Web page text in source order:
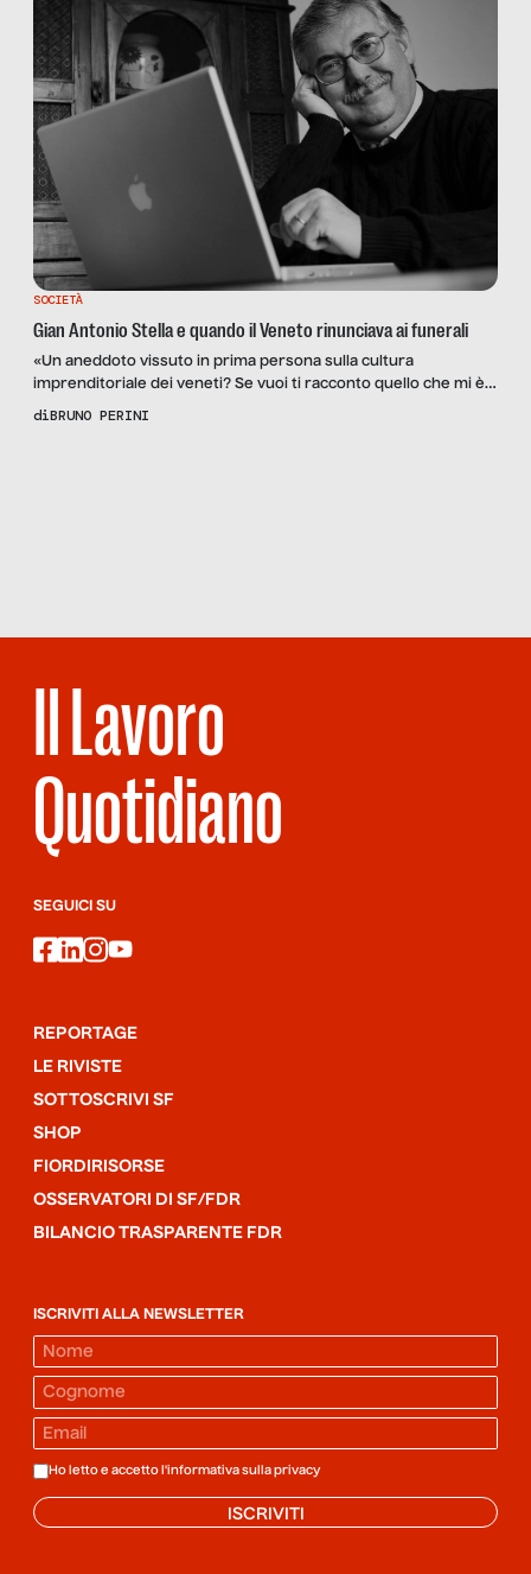
SOCIETÀ
Gian Antonio Stella e quando il Veneto rinunciava ai funerali
«Un aneddoto vissuto in prima persona sulla cultura
imprenditoriale dei veneti? Se vuoi ti racconto quello che mi è
capitato anni fa. È emblematico, credimi. Un giorno mi telefona
diBRUNO PERINI
Il Lavoro
Quotidiano
SEGUICI SU
facebook
linkedin
instagram
youtube
REPORTAGE
LE RIVISTE
SOTTOSCRIVI SF
SHOP
FIORDIRISORSE
OSSERVATORI DI SF/FDR
BILANCIO TRASPARENTE FDR
ISCRIVITI ALLA NEWSLETTER
Ho letto e accetto l'informativa sulla privacy
ISCRIVITI